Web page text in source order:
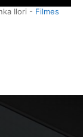
Ilori - Filmes